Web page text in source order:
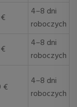
4–8 dni
roboczych
4–8 dni
roboczych
€
4–8 dni
roboczych